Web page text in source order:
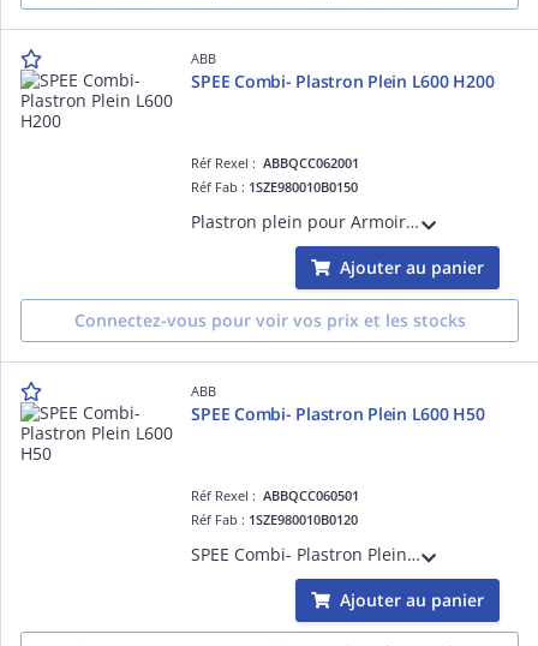
ABB
SPEE Combi- Plastron Plein L600 H200
Réf Rexel :ABBQCC062001
Réf Fab : 1SZE980010B0150
Plastron plein pour Armoire pro E energy L(jusqu'à 800A) - dimensions en mm L=600mm / H=200mm.
Ajouter au panier
Connectez-vous pour voir vos prix et les stocks
ABB
SPEE Combi- Plastron Plein L600 H50
Réf Rexel :ABBQCC060501
Réf Fab : 1SZE980010B0120
SPEE Combi- Plastron Plein L600 H50
Ajouter au panier